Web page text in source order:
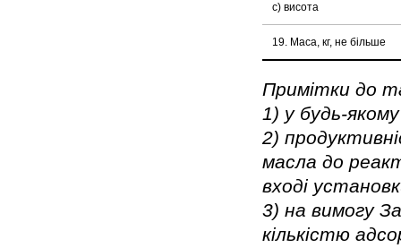
c) висота
19. Маса, кг, не більше
Примітки до
1) у будь-
2)
масла до
вході
3) на вимогу
кількістю